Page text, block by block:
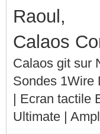
Raoul,
Calaos
Calaos git sur
Sondes 1Wire
| Ecran tactile
Ultimate |